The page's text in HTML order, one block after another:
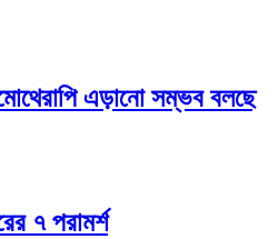
এড়ানো সম্ভব বলছে
৭ পরামর্শ